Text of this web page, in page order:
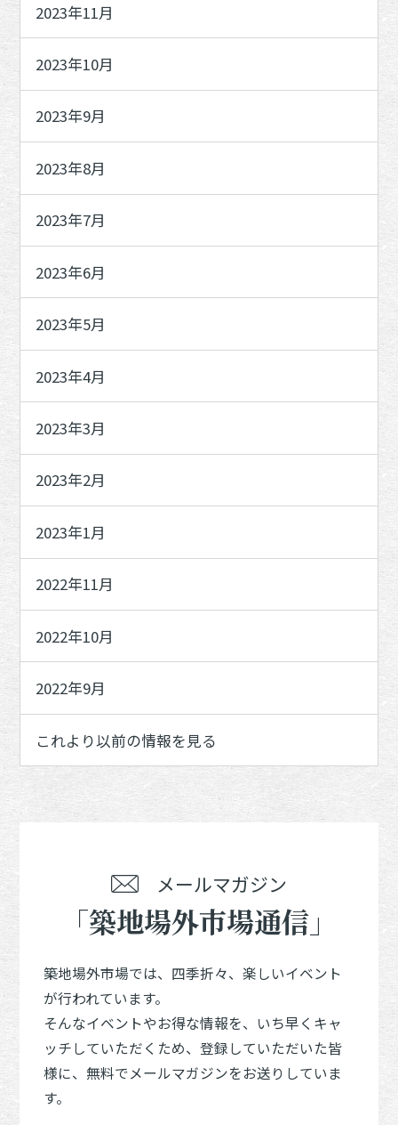
2023年11月
2023年10月
2023年9月
2023年8月
2023年7月
2023年6月
2023年5月
2023年4月
2023年3月
2023年2月
2023年1月
2022年11月
2022年10月
2022年9月
これより以前の情報を見る
メールマガジン
「築地場外市場通信」
築地場外市場では、四季折々、楽しいイベント
が行われています。
そんなイベントやお得な情報を、いち早くキャ
ッチしていただくため、登録していただいた皆
様に、無料でメールマガジンをお送りしていま
す。